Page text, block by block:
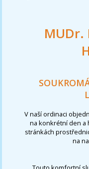
MUDr.
V naší ordinaci
na konkrétní den a
stránkách
na